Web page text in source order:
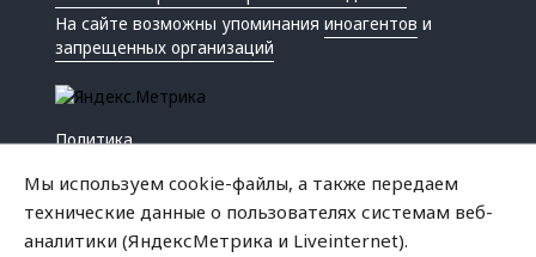
На сайте возможны упоминанияиноагентов и
запрещенных организаций
Политика
Мы используем cookie-файлы, а также передаем
технические данные о пользователях системам веб-
аналитики (ЯндексМетрика и Liveinternet).